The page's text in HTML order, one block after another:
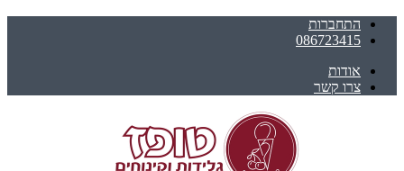
התחברות
086723415
אודות
צרו קשר